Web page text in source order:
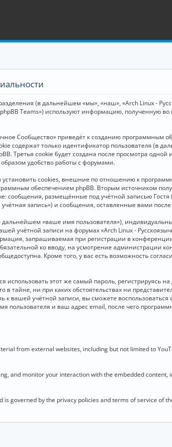
(в дальнейшем «мы», «наш», «Arch Linux -
Teams») используют информацию, полученную
Сообщество» приведёт к созданию программным
содержат только идентификатор пользователя (в
cookie будет создана после просмотра
удобство работы с форумами.
cookies, внешние по отношению к
обеспечением phpBB. Вторым источником
сообщения, размещённые под учётной записью
запись») и сообщения, оставленные вами
«ваше имя пользователя»),
учётной записи на форумах «Arch Linux -
запрашиваемая при регистрации в
ко вводу, на усмотрение администрации
Кроме того, у вас есть возможность
этот же самый пароль, регистрируясь на
тайне, ни при каких обстоятельствах ни
вашей учётной записи, вы сможете
и ваш адрес email, после чего
from external websites, including but not limited to
and monitor your interaction with the embedded
governed by the privacy policies and terms of service of